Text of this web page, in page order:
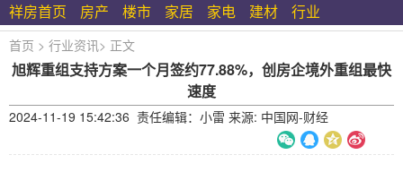
祥房首页 房产 楼市 家居 家电 建材 行业
首页 > 行业资讯> 正文
旭辉重组支持方案一个月签约77.88%，创房企境外重组最快
速度
2024-11-19 15:42:36 责任编辑：小雷 来源: 中国网-财经